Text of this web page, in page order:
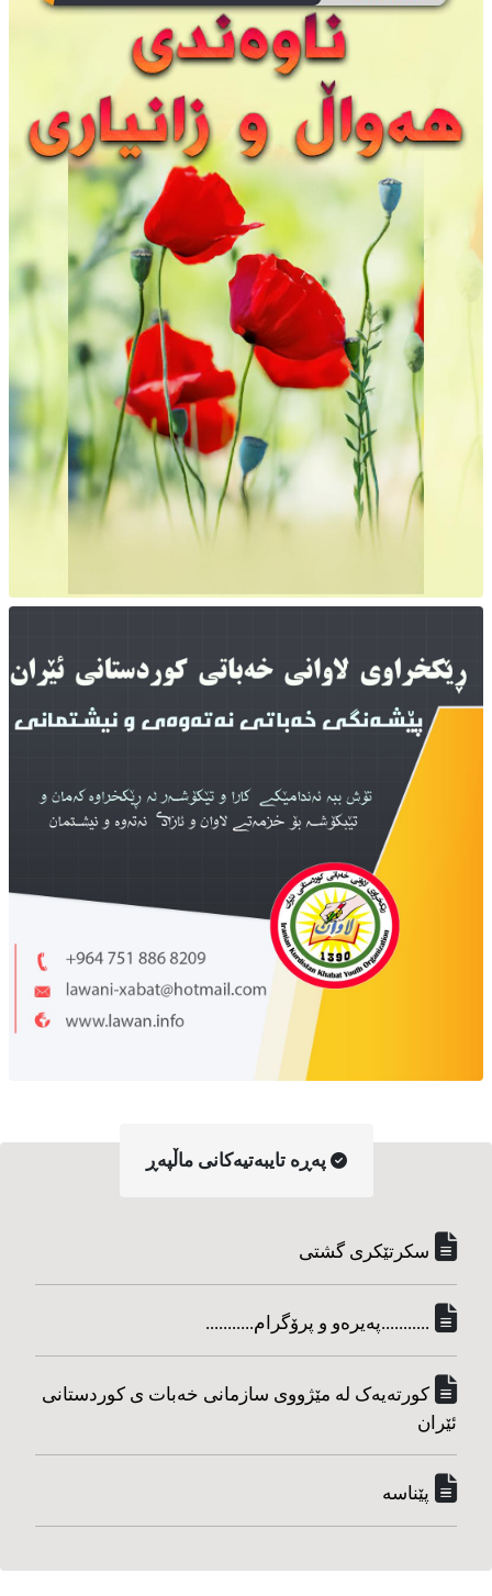
په‌ڕه‌ تایبه‌تیه‌کانی ماڵپه‌ڕ
سکرتێکری گشتی
...........په‌یره‌و و پرۆگرام...........
کورته‌یه‌ک له مێژووی سازمانی خه‌بات ی کوردستانی
ئێران
پێناسه‌